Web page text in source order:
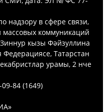
надзору в сфере связи,
коммуникаций
кызы Фәйзуллина
Федерациясе, Татарстан
урамы, 2 нче
84 (1649)